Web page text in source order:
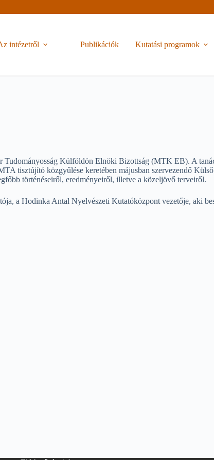
intézetről Publikációk Kutatási programok
Külföldön Elnöki Bizottság (MTK EB). A
tisztújító közgyűlése keretében májusban szervezendő
történéseiről, eredményeiről, illetve a közeljövő terveiről.
a Hodinka Antal Nyelvészeti Kutatóközpont vezetője, aki